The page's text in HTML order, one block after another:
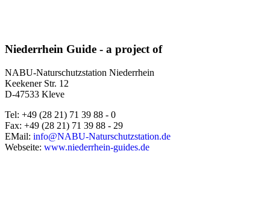
Niederrhein Guide - a project of
NABU-Naturschutzstation Niederrhein
Keekener Str. 12
D-47533 Kleve
Tel: +49 (28 21) 71 39 88 - 0
Fax: +49 (28 21) 71 39 88 - 29
EMail: info@NABU-Naturschutzstation.de
Webseite: www.niederrhein-guides.de